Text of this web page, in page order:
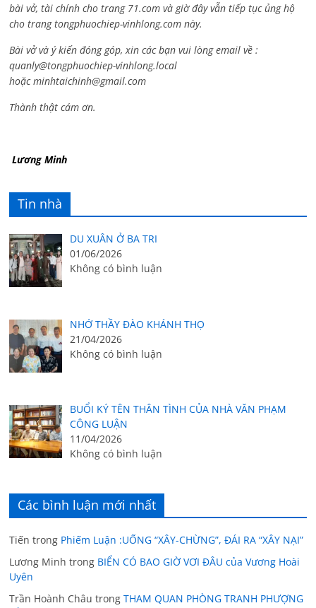
bài vở, tài chính cho trang 71.com và giờ đây vẫn tiếp tục ủng hộ
cho trang tongphuochiep-vinhlong.com này.
Bài vở và ý kiến đóng góp, xin các bạn vui lòng email về :
quanly@tongphuochiep-vinhlong.local
hoặcminhtaichinh@gmail.com
Thành thật cám ơn.
Lương Minh
Tin nhà
DU XUÂN Ở BA TRI
01/06/2026
Không có bình luận
NHỚ THẦY ĐÀO KHÁNH THỌ
21/04/2026
Không có bình luận
BUỔI KÝ TÊN THÂN TÌNH CỦA NHÀ VĂN PHẠM
CÔNG LUẬN
11/04/2026
Không có bình luận
Các bình luận mới nhất
Tiến trong Phiếm Luận :UỐNG “XÂY-CHỪNG”, ĐÁI RA “XÂY NẠI”
Lương Minh trong BIỂN CÓ BAO GIỜ VƠI ĐÂU của Vương Hoài
Uyên
Trần Hoành Châu trongTHAM QUAN PHÒNG TRANH PHƯỢNG